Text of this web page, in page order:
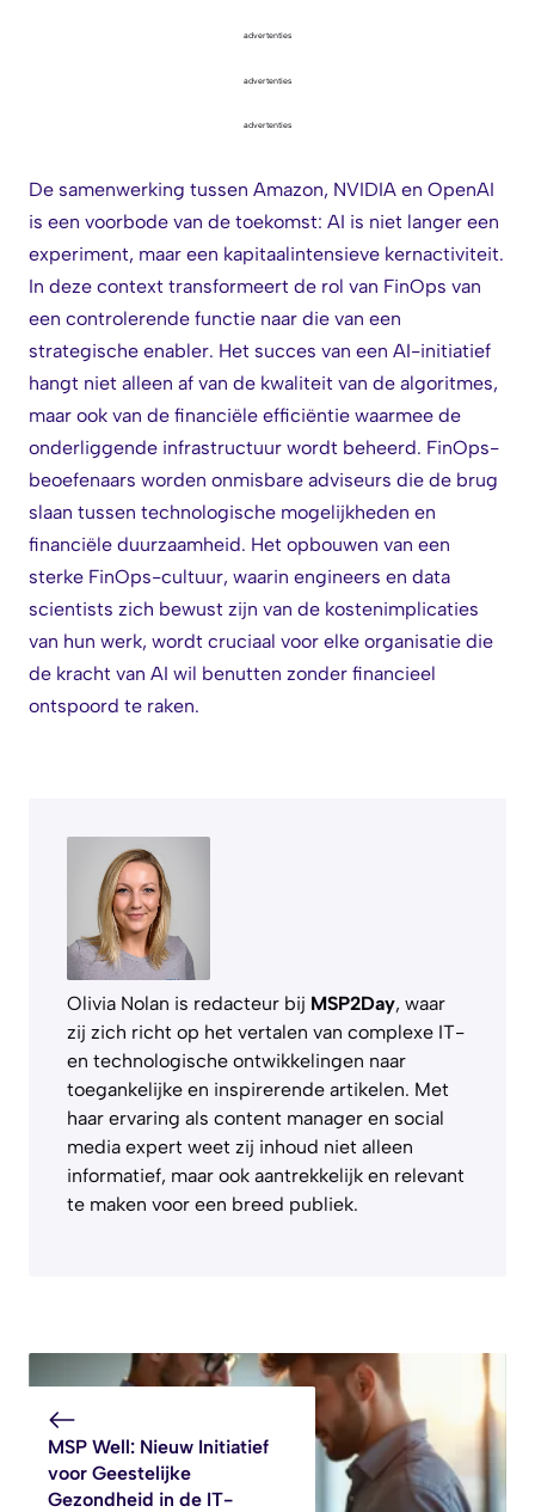
advertenties
advertenties
advertenties
De samenwerking tussen Amazon, NVIDIA en OpenAI
is een voorbode van de toekomst: AI is niet langer een
experiment, maar een kapitaalintensieve kernactiviteit.
In deze context transformeert de rol van FinOps van
een controlerende functie naar die van een
strategische enabler. Het succes van een AI-initiatief
hangt niet alleen af van de kwaliteit van de algoritmes,
maar ook van de financiële efficiëntie waarmee de
onderliggende infrastructuur wordt beheerd. FinOps-
beoefenaars worden onmisbare adviseurs die de brug
slaan tussen technologische mogelijkheden en
financiële duurzaamheid. Het opbouwen van een
sterke FinOps-cultuur, waarin engineers en data
scientists zich bewust zijn van de kostenimplicaties
van hun werk, wordt cruciaal voor elke organisatie die
de kracht van AI wil benutten zonder financieel
ontspoord te raken.
Olivia Nolan is redacteur bij MSP2Day, waar
zij zich richt op het vertalen van complexe IT-
en technologische ontwikkelingen naar
toegankelijke en inspirerende artikelen. Met
haar ervaring als content manager en social
media expert weet zij inhoud niet alleen
informatief, maar ook aantrekkelijk en relevant
te maken voor een breed publiek.
MSP Well: Nieuw Initiatief
voor Geestelijke
Gezondheid in de IT-